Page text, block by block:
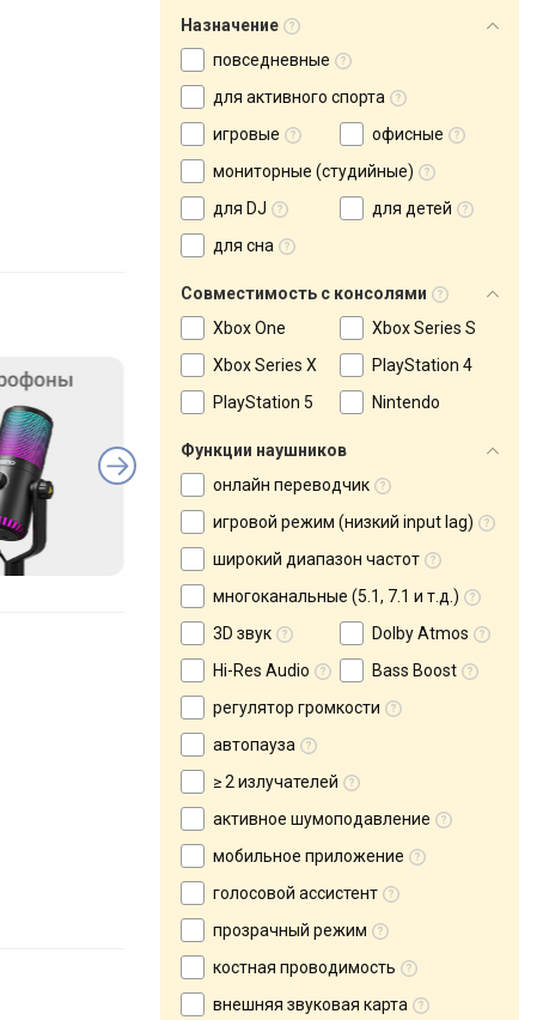
Назначение
повседневные
для активного спорта
игровые
офисные
мониторные (студийные)
для DJ
для детей
для сна
Совместимость с консолями
Xbox One
Xbox Series S
Xbox Series X
PlayStation 4
PlayStation 5
Nintendo
Функции наушников
онлайн переводчик
игровой режим (низкий input lag)
широкий диапазон частот
многоканальные (5.1, 7.1 и т.д.)
3D звук
Dolby Atmos
Hi-Res Audio
Bass Boost
регулятор громкости
автопауза
≥ 2 излучателей
активное шумоподавление
мобильное приложение
голосовой ассистент
прозрачный режим
костная проводимость
внешняя звуковая карта